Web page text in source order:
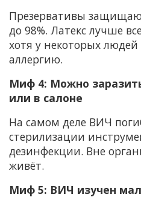
Презервативы
до 98%. Латекс лучше
хотя у некоторых
аллергию.
Миф 4: Можно
или в салоне
На самом деле ВИЧ
стерилизации
дезинфекции. Вне
живёт.
Миф 5: ВИЧ изучен